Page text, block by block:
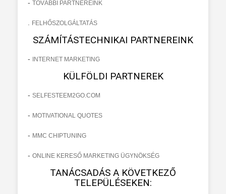
- TOVÁBBI PARTNEREINK
FELHŐSZOLGÁLTATÁS
SZÁMÍTÁSTECHNIKAI PARTNEREINK
- INTERNET MARKETING
KÜLFÖLDI PARTNEREK
- SELFESTEEM2GO.COM
- MOTIVATIONAL QUOTES
- MMC CHIPTUNING
- ONLINE KERESŐ MARKETING ÜGYNÖKSÉG
TANÁCSADÁS A KÖVETKEZŐ
TELEPÜLÉSEKEN: